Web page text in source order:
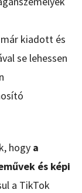
kiadott és
se lehessen
hogy a
és képi
a TikTok